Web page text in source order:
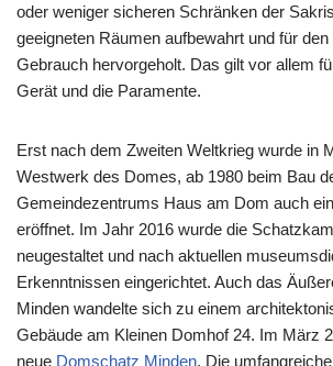
oder weniger sicheren Schränken der
geeigneten Räumen aufbewahrt und für
Gebrauch hervorgeholt. Das gilt vor allem
Gerät und die Paramente.
Erst nach dem Zweiten Weltkrieg wurde in
Westwerk des Domes, ab 1980 beim Bau
Gemeindezentrums Haus am Dom auch
eröffnet. Im Jahr 2016 wurde die
neugestaltet und nach aktuellen
Erkenntnissen eingerichtet. Auch das
Minden wandelte sich zu einem
Gebäude am Kleinen Domhof 24. Im März
neue Domschatz Minden. Die